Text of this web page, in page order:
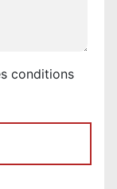
conditions